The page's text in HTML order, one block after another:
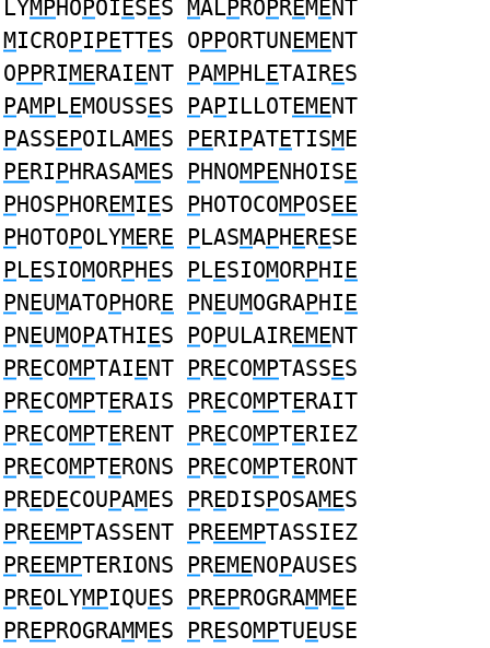
LYMPHOPOIESES MALPROPREMENT
MICROPIPETTES OPPORTUNEMENT
OPPRIMERAIENT PAMPHLETAIRES
PAMPLEMOUSSES PAPILLOTEMENT
PASSEPOILAMES PERIPATETISME
PERIPHRASAMES PHNOMPENHOISE
PHOSPHOREMIES PHOTOCOMPOSEE
PHOTOPOLYMERE PLASMAPHERESE
PLESIOMORPHES PLESIOMORPHIE
PNEUMATOPHORE PNEUMOGRAPHIE
PNEUMOPATHIES POPULAIREMENT
PRECOMPTAIENT PRECOMPTASSES
PRECOMPTERAIS PRECOMPTERAIT
PRECOMPTERENT PRECOMPTERIEZ
PRECOMPTERONS PRECOMPTERONT
PREDECOUPAMES PREDISPOSAMES
PREEMPTASSENT PREEMPTASSIEZ
PREEMPTERIONS PREMENOPAUSES
PREOLYMPIQUES PREPROGRAMMEE
PREPROGRAMMES PRESOMPTUEUSE